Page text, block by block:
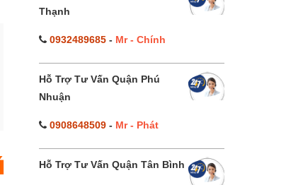
Thạnh
0932489685- Mr - Chính
Hỗ Trợ Tư Vấn Quận Phú
Nhuận
0908648509- Mr - Phát
Hỗ Trợ Tư Vấn Quận Tân Bình